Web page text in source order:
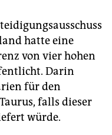
hatte eine
von vier hohen
Darin
für den
falls dieser
würde.